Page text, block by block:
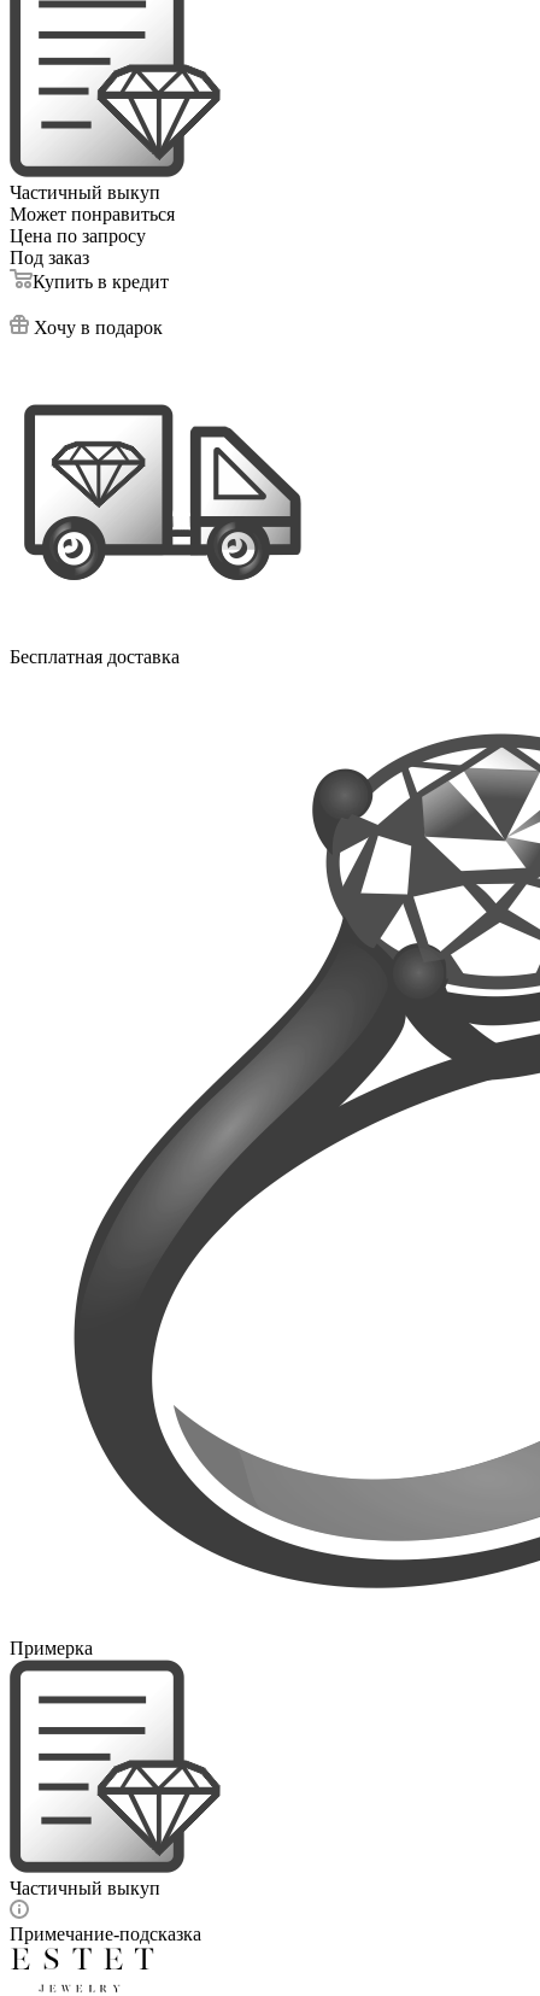
Частичный выкуп
Может понравиться
Цена по запросу
Под заказ
Купить в кредит
Хочу в подарок
Бесплатная доставка
Примерка
Частичный выкуп
Примечание-подсказка